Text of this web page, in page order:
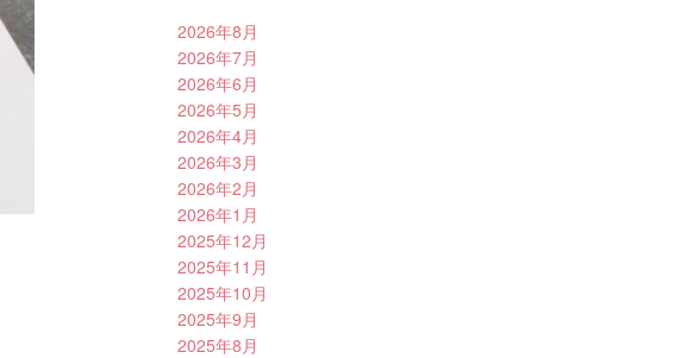
2026年8月
2026年7月
2026年6月
2026年5月
2026年4月
2026年3月
2026年2月
2026年1月
2025年12月
2025年11月
2025年10月
2025年9月
2025年8月